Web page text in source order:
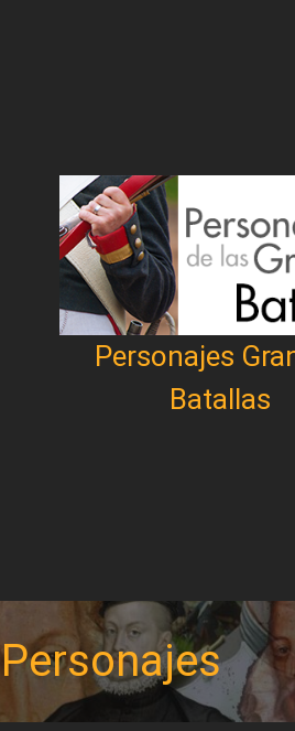
Personajes
Batallas
Personajes